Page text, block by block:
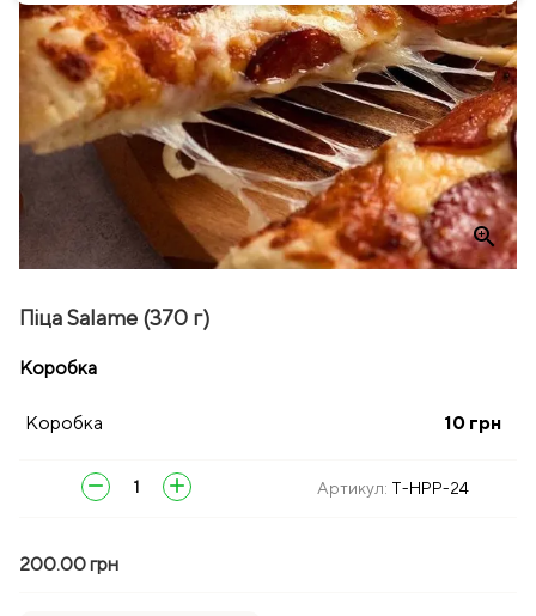
+
−
zoom_in
Піца Salame (370 г)
Коробка
Коробка 10 грн
remove add Артикул: T-HPP-24
200.00 грн